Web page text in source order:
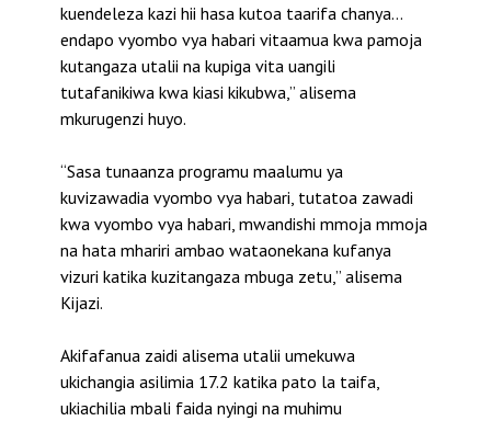
kuendeleza kazi hii hasa kutoa taarifa chanya…
endapo vyombo vya habari vitaamua kwa pamoja
kutangaza utalii na kupiga vita uangili
tutafanikiwa kwa kiasi kikubwa,” alisema
mkurugenzi huyo.
“Sasa tunaanza programu maalumu ya
kuvizawadia vyombo vya habari, tutatoa zawadi
kwa vyombo vya habari, mwandishi mmoja mmoja
na hata mhariri ambao wataonekana kufanya
vizuri katika kuzitangaza mbuga zetu,” alisema
Kijazi.
Akifafanua zaidi alisema utalii umekuwa
ukichangia asilimia 17.2 katika pato la taifa,
ukiachilia mbali faida nyingi na muhimu